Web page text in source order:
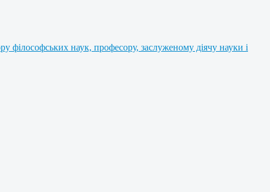
наук, професору, заслуженому діячу науки і